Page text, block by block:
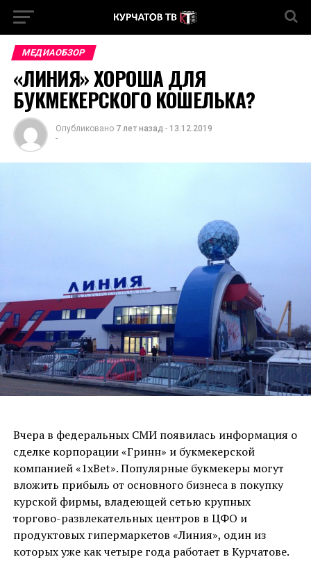
МЕДИАОБЗОР
«ЛИНИЯ» ХОРОША ДЛЯ
БУКМЕКЕРСКОГО КОШЕЛЬКА?
Опубликовано 7 лет назад - 13.12.2019
-
Вчера в федеральных СМИ появилась информация о
сделке корпорации «Гринн» и букмекерской
компанией «1хBet». Популярные букмекеры могут
вложить прибыль от основного бизнеса в покупку
курской фирмы, владеющей сетью крупных
торгово-развлекательных центров в ЦФО и
продуктовых гипермаркетов «Линия», один из
которых уже как четыре года работает в Курчатове.